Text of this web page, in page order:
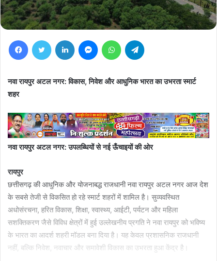
FacebookTwitter LinkedIn MessengerWhatsApp
नवा रायपुर अटल नगर: विकास, निवेश और आधुनिक भारत का उभरता स्मार्ट
शहर
नवा रायपुर अटल नगर: उपलब्धियों से नई ऊँचाइयों की ओर
रायपुर
छत्तीसगढ़ की आधुनिक और योजनाबद्ध राजधानी नवा रायपुर अटल नगर आज देश
के सबसे तेजी से विकसित हो रहे स्मार्ट शहरों में शामिल है। सुव्यवस्थित
अधोसंरचना, हरित विकास, शिक्षा, स्वास्थ्य, आईटी, पर्यटन और महिला
सशक्तिकरण जैसे विविध क्षेत्रों में हुई उल्लेखनीय प्रगति ने नवा रायपुर को भविष्य
के भारत का आदर्श शहरी मॉडल बना दिया है। यह केवल प्रशासनिक राजधानी
नहीं, बल्कि निवेश, नवाचार और समावेशी विकास का उभरता हुआ केंद्र है।